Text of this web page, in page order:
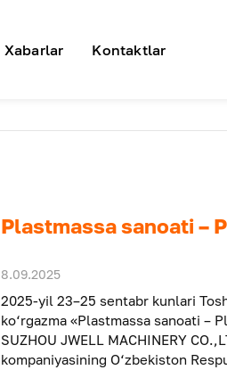
Xabarlar Kontaktlar
Plastmassa sanoati –
8.09.2025
2025-yil 23–25 sentabr kunlari
ko‘rgazma «Plastmassa sanoati –
SUZHOU JWELL MACHINERY
kompaniyasining O‘zbekiston